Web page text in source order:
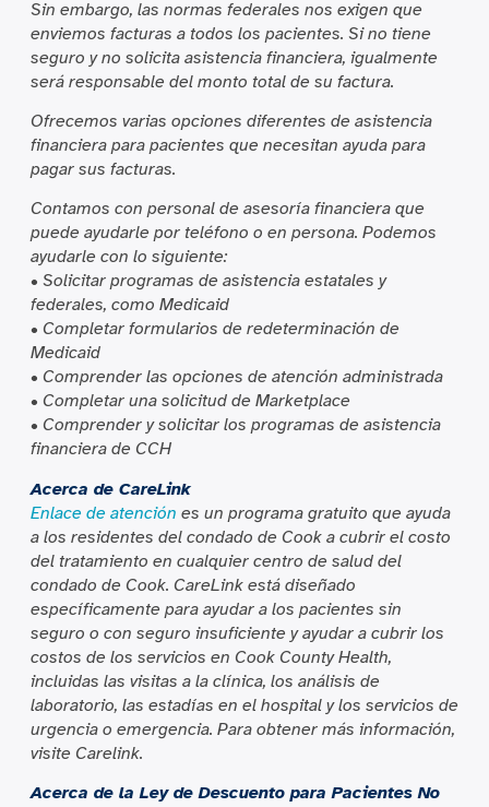
Sin embargo, las normas federales nos exigen que
enviemos facturas a todos los pacientes. Si no tiene
seguro y no solicita asistencia financiera, igualmente
será responsable del monto total de su factura.
Ofrecemos varias opciones diferentes de asistencia
financiera para pacientes que necesitan ayuda para
pagar sus facturas.
Contamos con personal de asesoría financiera que
puede ayudarle por teléfono o en persona. Podemos
ayudarle con lo siguiente:
• Solicitar programas de asistencia estatales y
federales, como Medicaid
• Completar formularios de redeterminación de
Medicaid
• Comprender las opciones de atención administrada
• Completar una solicitud de Marketplace
• Comprender y solicitar los programas de asistencia
financiera de CCH
Acerca de CareLink
Enlace de atención es un programa gratuito que ayuda
a los residentes del condado de Cook a cubrir el costo
del tratamiento en cualquier centro de salud del
condado de Cook. CareLink está diseñado
específicamente para ayudar a los pacientes sin
seguro o con seguro insuficiente y ayudar a cubrir los
costos de los servicios en Cook County Health,
incluidas las visitas a la clínica, los análisis de
laboratorio, las estadías en el hospital y los servicios de
urgencia o emergencia. Para obtener más información,
visite Carelink.
Acerca de la Ley de Descuento para Pacientes No